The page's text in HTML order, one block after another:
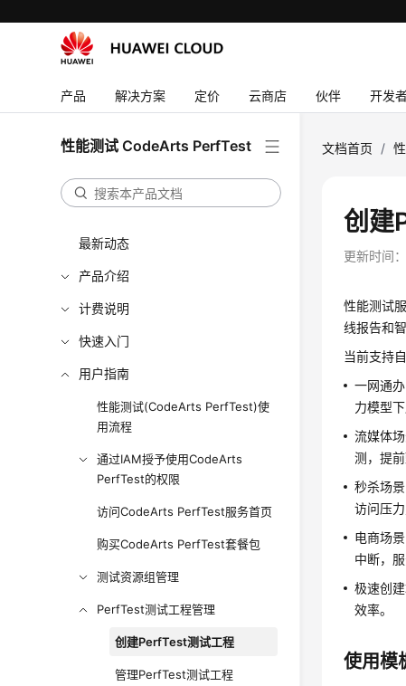
产品 解决方案 定价 云商店 伙伴 开发
性能测试 CodeArts PerfTest
最新动态
产品介绍
计费说明
快速入门
用户指南
性能测试(CodeArts PerfTest)使
用流程
通过IAM授予使用CodeArts
PerfTest的权限
访问CodeArts PerfTest服务首页
购买CodeArts PerfTest套餐包
测试资源组管理
PerfTest测试工程管理
创建PerfTest测试工程
管理PerfTest测试工程
文档首页 /
创建
更新时间：
性能测试
线报告和
当前支持
一网通
力模型
流媒体
测，提前
秒杀场
访问压
电商场
中断，服
极速创
效率。
使用模